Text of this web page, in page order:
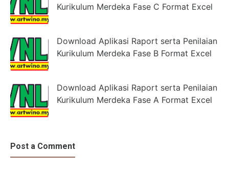
Kurikulum Merdeka Fase C Format Excel
Download Aplikasi Raport serta Penilaian
Kurikulum Merdeka Fase B Format Excel
Download Aplikasi Raport serta Penilaian
Kurikulum Merdeka Fase A Format Excel
Post a Comment